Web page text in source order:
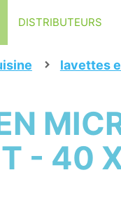
DISTRIBUTEURS
lavettes
- 40